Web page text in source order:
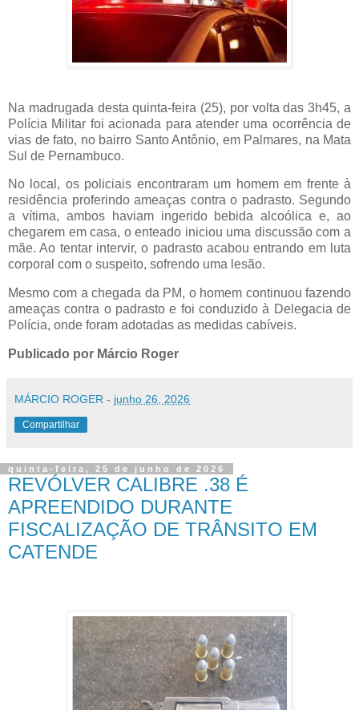
Na madrugada desta quinta-feira (25), por volta das 3h45, a
Polícia Militar foi acionada para atender uma ocorrência de
vias de fato, no bairro Santo Antônio, em Palmares, na Mata
Sul de Pernambuco.
No local, os policiais encontraram um homem em frente à
residência proferindo ameaças contra o padrasto. Segundo
a vítima, ambos haviam ingerido bebida alcoólica e, ao
chegarem em casa, o enteado iniciou uma discussão com a
mãe. Ao tentar intervir, o padrasto acabou entrando em luta
corporal com o suspeito, sofrendo uma lesão.
Mesmo com a chegada da PM, o homem continuou fazendo
ameaças contra o padrasto e foi conduzido à Delegacia de
Polícia, onde foram adotadas as medidas cabíveis.
Publicado por Márcio Roger
MÁRCIO ROGER - junho 26, 2026
Compartilhar
quinta-feira, 25 de junho de 2026
REVÓLVER CALIBRE .38 É
APREENDIDO DURANTE
FISCALIZAÇÃO DE TRÂNSITO EM
CATENDE